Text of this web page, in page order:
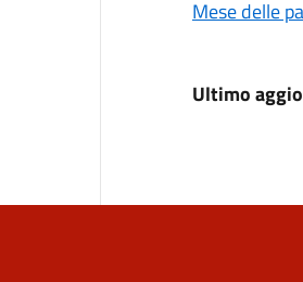
Mese delle
Ultimo